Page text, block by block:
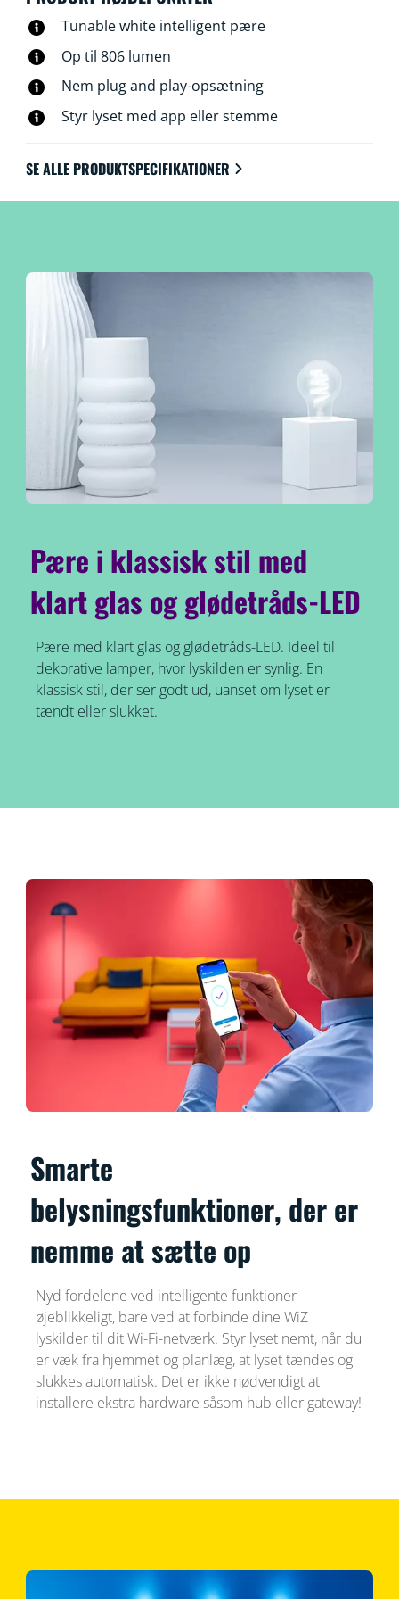
Tunable white intelligent pære
Op til 806 lumen
Nem plug and play-opsætning
Styr lyset med app eller stemme
SE ALLE PRODUKTSPECIFIKATIONER
Pære i klassisk stil med
klart glas og glødetråds-LED
Pære med klart glas og glødetråds-LED. Ideel til
dekorative lamper, hvor lyskilden er synlig. En
klassisk stil, der ser godt ud, uanset om lyset er
tændt eller slukket.
Smarte
belysningsfunktioner, der er
nemme at sætte op
Nyd fordelene ved intelligente funktioner
øjeblikkeligt, bare ved at forbinde dine WiZ
lyskilder til dit Wi-Fi-netværk. Styr lyset nemt, når du
er væk fra hjemmet og planlæg, at lyset tændes og
slukkes automatisk. Det er ikke nødvendigt at
installere ekstra hardware såsom hub eller gateway!